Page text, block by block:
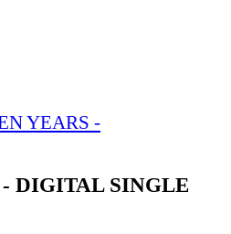
DIGITAL SINGLE